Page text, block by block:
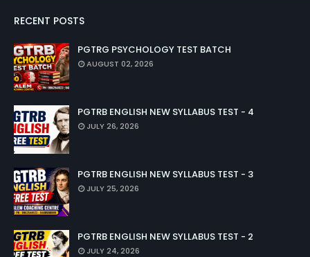
RECENT POSTS
PGTRG PSYCHOLOGY TEST BATCH
AUGUST 02, 2026
PGTRB ENGLISH NEW SYLLABUS TEST - 4
JULY 26, 2026
PGTRB ENGLISH NEW SYLLABUS TEST - 3
JULY 25, 2026
PGTRB ENGLISH NEW SYLLABUS TEST - 2
JULY 24, 2026